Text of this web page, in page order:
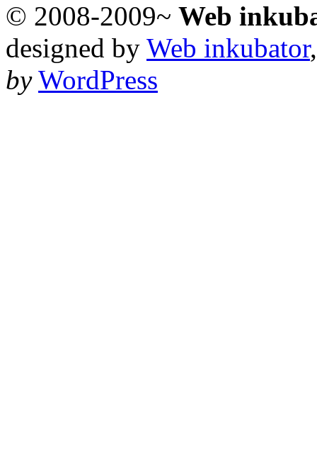
© 2008-2009~ Web
designed by Web inkubator
by WordPress